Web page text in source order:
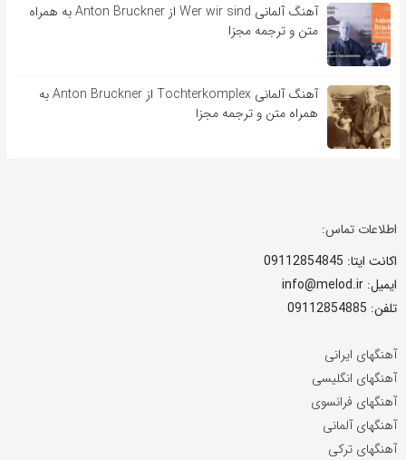
آهنگ آلمانی Wer wir sind از Anton Bruckner به همراه
متن و ترجمه مجزا
آهنگ آلمانی Tochterkomplex از Anton Bruckner به
همراه متن و ترجمه مجزا
اطلاعات تماس:
اکانت ایتا: 09112854845
ایمیل: info@melod.ir
تلفن: 09112854885
آهنگهای ایرانی
آهنگهای انگلیسی
آهنگهای فرانسوی
آهنگهای آلمانی
آهنگهای ترکی